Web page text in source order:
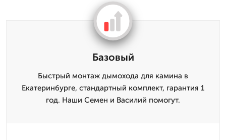
Базовый
Быстрый монтаж дымохода для камина в
Екатеринбурге, стандартный комплект, гарантия 1
год. Наши Семен и Василий помогут.